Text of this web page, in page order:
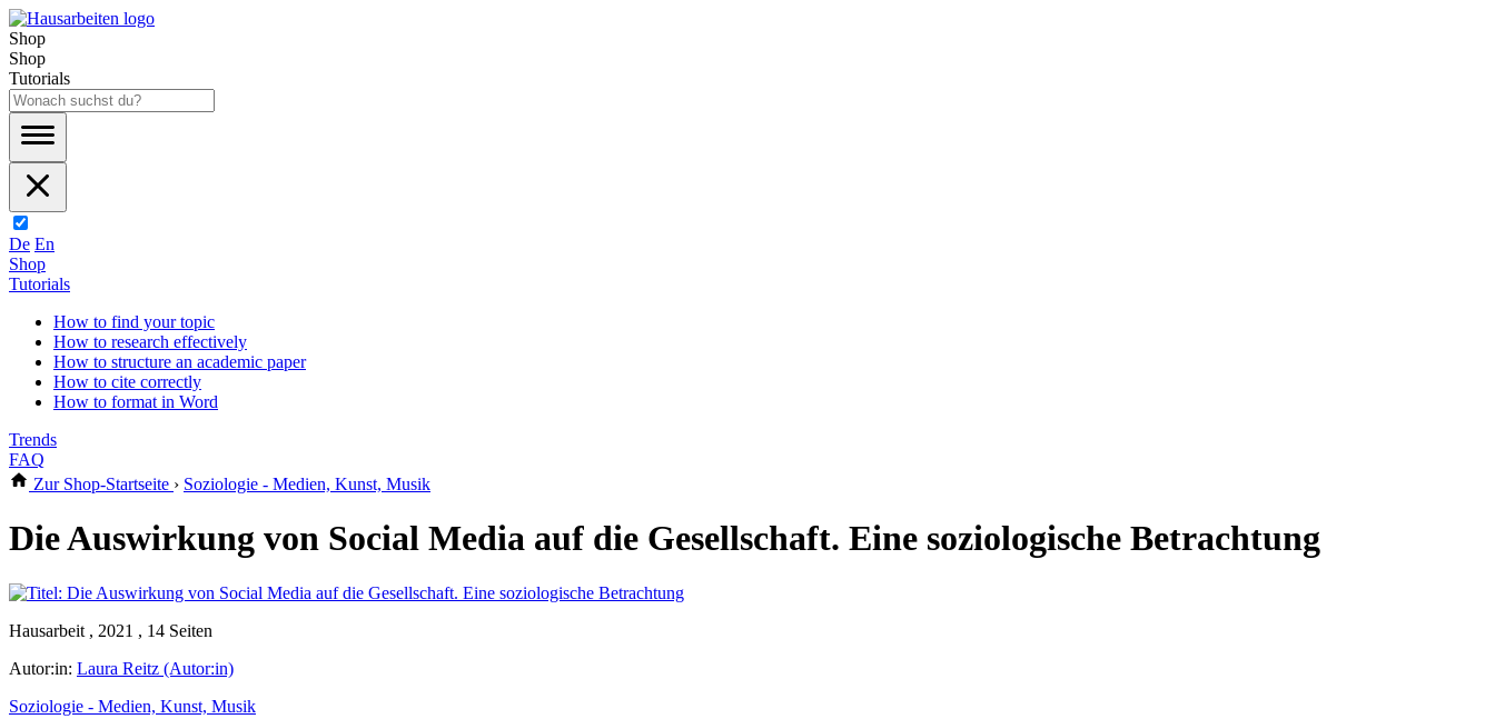
Shop
Shop
Tutorials
De En
Shop
Tutorials
How to find your topic
How to research effectively
How to structure an academic paper
How to cite correctly
How to format in Word
Trends
FAQ
Zur Shop-Startseite › Soziologie - Medien, Kunst, Musik
Die Auswirkung von Social Media auf die Gesellschaft. Eine soziologische Betrachtung
Hausarbeit , 2021 , 14 Seiten
Autor:in: Laura Reitz (Autor:in)
Soziologie - Medien, Kunst, Musik